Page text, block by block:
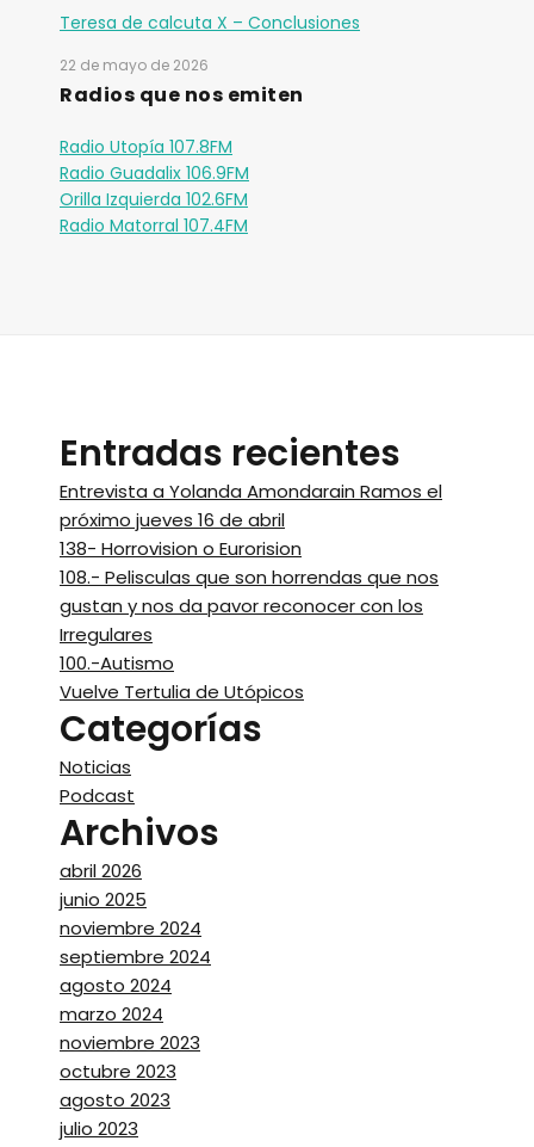
Teresa de calcuta X – Conclusiones
22 de mayo de 2026
Radios que nos emiten
Radio Utopía 107.8FM
Radio Guadalix 106.9FM
Orilla Izquierda 102.6FM
Radio Matorral 107.4FM
Entradas recientes
Entrevista a Yolanda Amondarain Ramos el
próximo jueves 16 de abril
138- Horrovision o Eurorision
108.- Pelisculas que son horrendas que nos
gustan y nos da pavor reconocer con los
Irregulares
100.-Autismo
Vuelve Tertulia de Utópicos
Categorías
Noticias
Podcast
Archivos
abril 2026
junio 2025
noviembre 2024
septiembre 2024
agosto 2024
marzo 2024
noviembre 2023
octubre 2023
agosto 2023
julio 2023